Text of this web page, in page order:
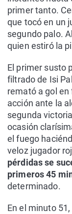
primer tanto.
que tocó en un
segundo palo.
quien estiró la
El primer susto
filtrado de Isi
remató a gol en
acción ante la
segunda
ocasión
el fuego
veloz jugador
pérdidas se
primeros 45
determinado.
En el minuto